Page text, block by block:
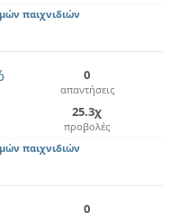
παιχνιδιών
0
απαντήσεις
25.3χ
προβολές
παιχνιδιών
0